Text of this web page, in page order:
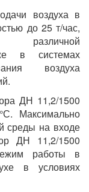
воздуха в
до 25 т/час,
в системах
воздуха
ДН 11,2/1500
Максимально
среды на входе
ДН 11,2/1500
работы в
в условиях